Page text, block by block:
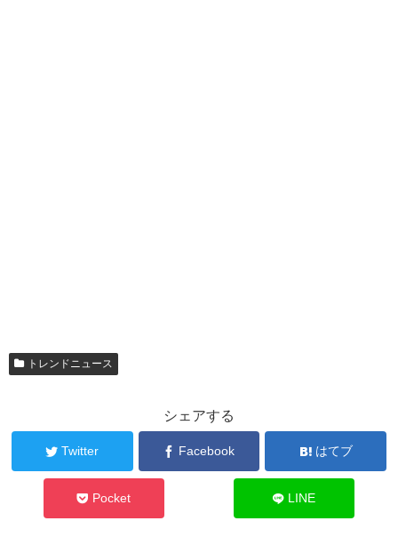
トレンドニュース
シェアする
Twitter Facebook はてブ
Pocket LINE